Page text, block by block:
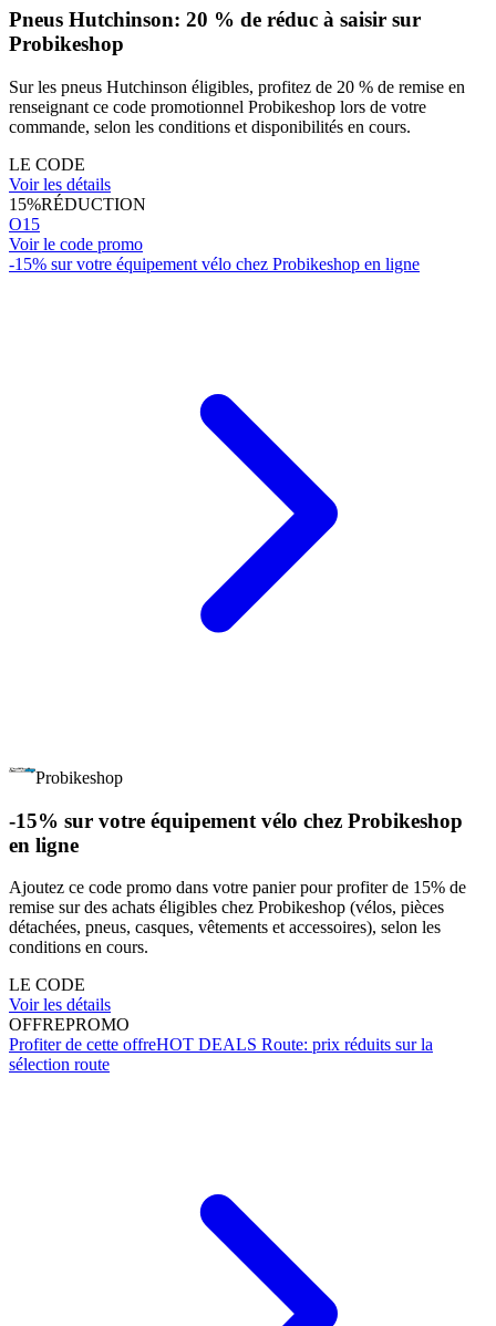
Pneus Hutchinson: 20 % de réduc à saisir sur
Probikeshop
Sur les pneus Hutchinson éligibles, profitez de 20 % de remise en
renseignant ce code promotionnel Probikeshop lors de votre
commande, selon les conditions et disponibilités en cours.
LE CODE
Voir les détails
15%RÉDUCTION
O15
Voir le code promo
-15% sur votre équipement vélo chez Probikeshop en ligne
Probikeshop
-15% sur votre équipement vélo chez Probikeshop
en ligne
Ajoutez ce code promo dans votre panier pour profiter de 15% de
remise sur des achats éligibles chez Probikeshop (vélos, pièces
détachées, pneus, casques, vêtements et accessoires), selon les
conditions en cours.
LE CODE
Voir les détails
OFFREPROMO
Profiter de cette offreHOT DEALS Route: prix réduits sur la
sélection route